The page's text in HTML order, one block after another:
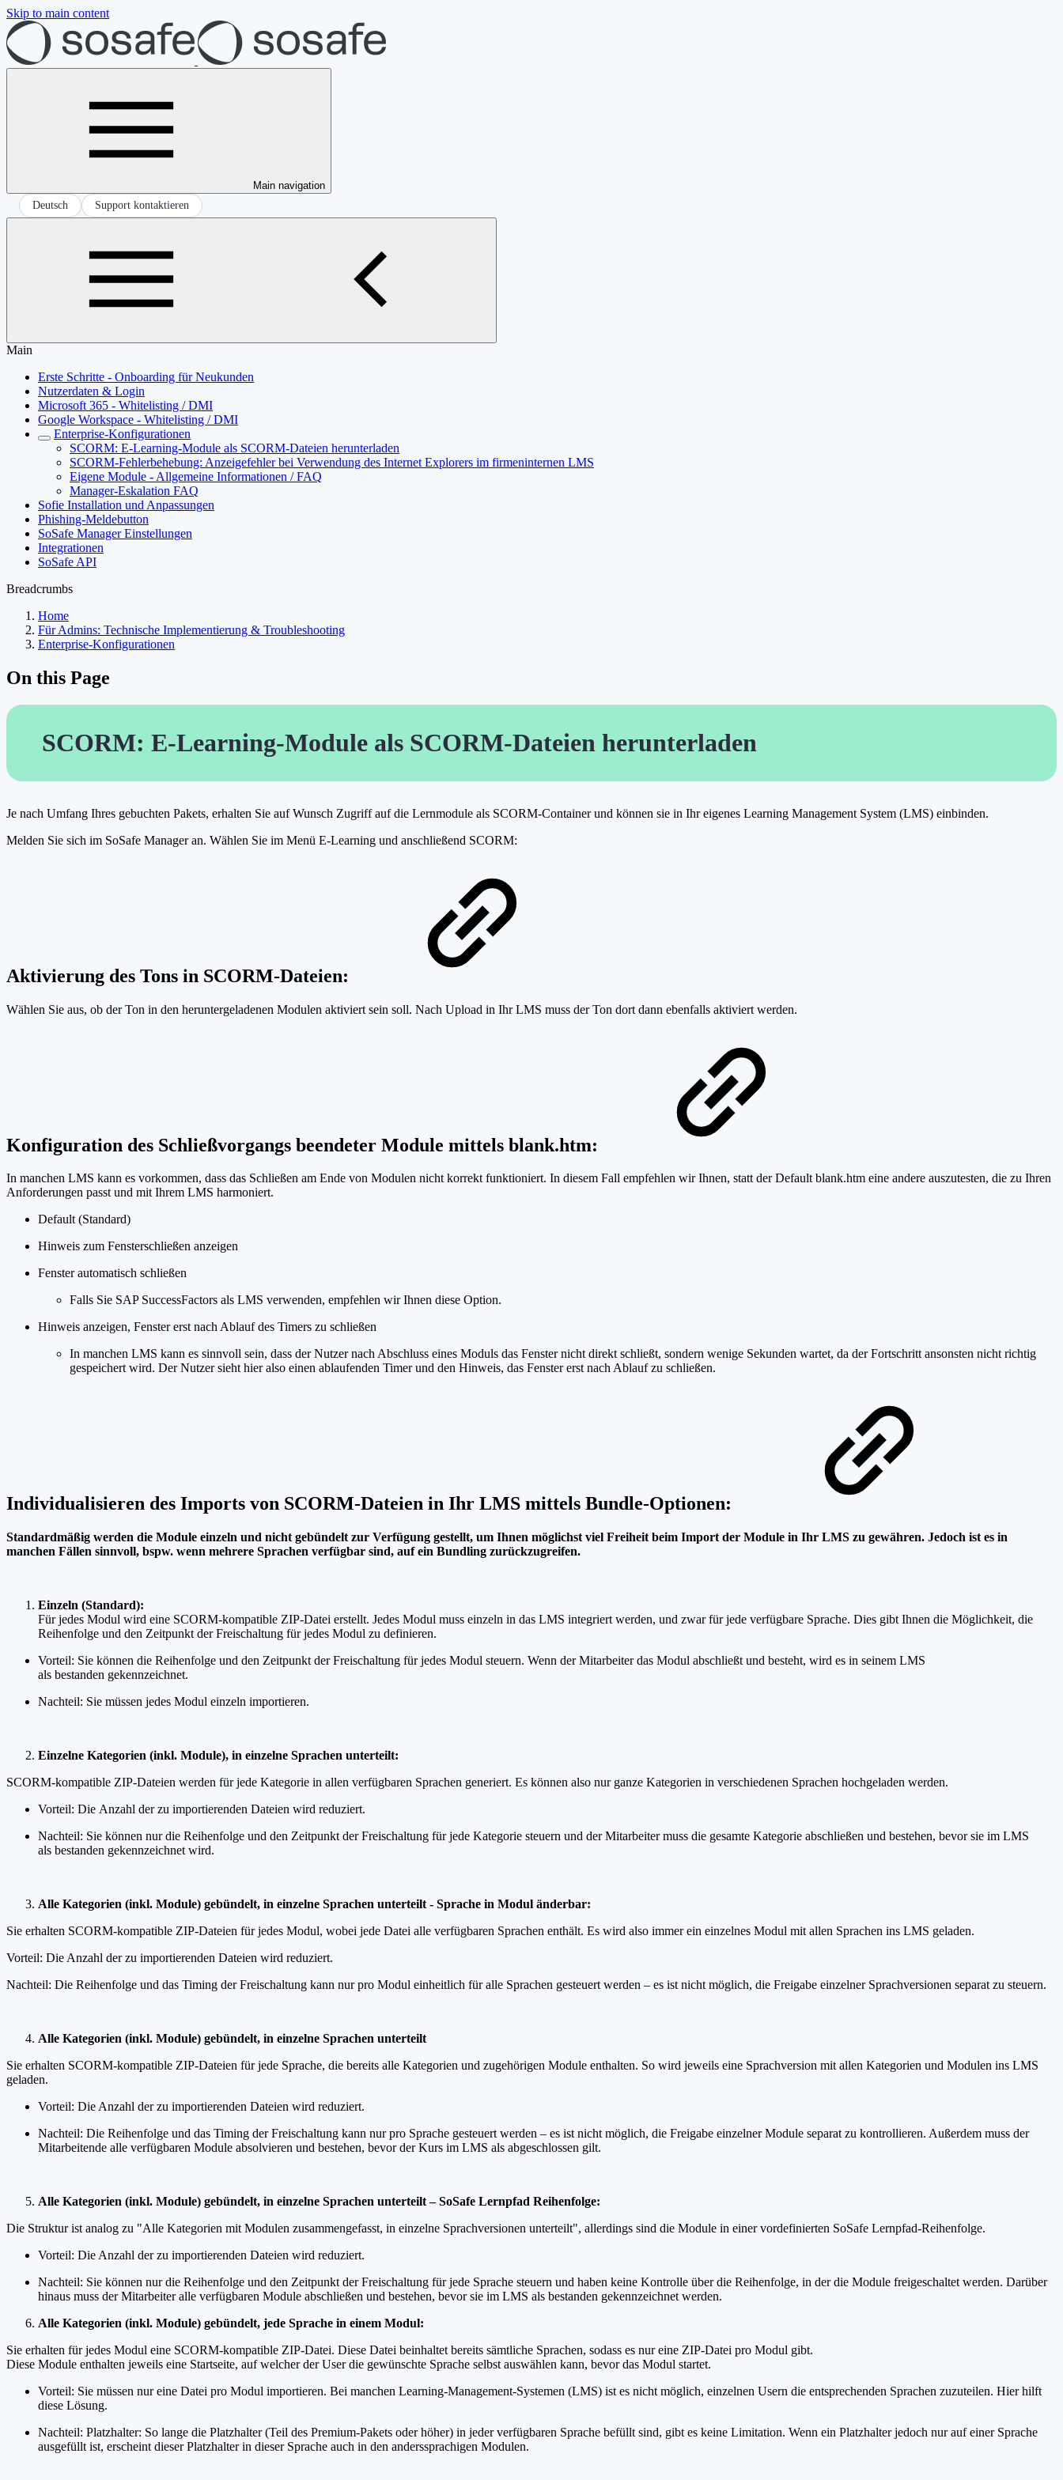
Skip to main content
Main navigation
Deutsch
Support kontaktieren
Main
Erste Schritte - Onboarding für Neukunden
Nutzerdaten & Login
Microsoft 365 - Whitelisting / DMI
Google Workspace - Whitelisting / DMI
Enterprise-Konfigurationen
SCORM: E-Learning-Module als SCORM-Dateien herunterladen
SCORM-Fehlerbehebung: Anzeigefehler bei Verwendung des Internet Explorers im firmeninternen LMS
Eigene Module - Allgemeine Informationen / FAQ
Manager-Eskalation FAQ
Sofie Installation und Anpassungen
Phishing-Meldebutton
SoSafe Manager Einstellungen
Integrationen
SoSafe API
Breadcrumbs
Home
Für Admins: Technische Implementierung & Troubleshooting
Enterprise-Konfigurationen
On this Page
SCORM: E-Learning-Module als SCORM-Dateien herunterladen
Je nach Umfang Ihres gebuchten Pakets, erhalten Sie auf Wunsch Zugriff auf die Lernmodule als SCORM-Container und können sie in Ihr eigenes Learning Management System (LMS) einbinden.
Melden Sie sich im SoSafe Manager an. Wählen Sie im Menü E-Learning und anschließend SCORM:
Aktivierung des Tons in SCORM-Dateien:
Wählen Sie aus, ob der Ton in den heruntergeladenen Modulen aktiviert sein soll. Nach Upload in Ihr LMS muss der Ton dort dann ebenfalls aktiviert werden.
Konfiguration des Schließvorgangs beendeter Module mittels blank.htm:
In manchen LMS kann es vorkommen, dass das Schließen am Ende von Modulen nicht korrekt funktioniert. In diesem Fall empfehlen wir Ihnen, statt der Default blank.htm eine andere auszutesten, die zu Ihren
Anforderungen passt und mit Ihrem LMS harmoniert.
Default (Standard)
Hinweis zum Fensterschließen anzeigen
Fenster automatisch schließen
Falls Sie SAP SuccessFactors als LMS verwenden, empfehlen wir Ihnen diese Option.
Hinweis anzeigen, Fenster erst nach Ablauf des Timers zu schließen
In manchen LMS kann es sinnvoll sein, dass der Nutzer nach Abschluss eines Moduls das Fenster nicht direkt schließt, sondern wenige Sekunden wartet, da der Fortschritt ansonsten nicht richtig
gespeichert wird. Der Nutzer sieht hier also einen ablaufenden Timer und den Hinweis, das Fenster erst nach Ablauf zu schließen.
Individualisieren des Imports von SCORM-Dateien in Ihr LMS mittels Bundle-Optionen:
Standardmäßig werden die Module einzeln und nicht gebündelt zur Verfügung gestellt, um Ihnen möglichst viel Freiheit beim Import der Module in Ihr LMS zu gewähren. Jedoch ist es in
manchen Fällen sinnvoll, bspw. wenn mehrere Sprachen verfügbar sind, auf ein Bundling zurückzugreifen.
Einzeln (Standard):
Für jedes Modul wird eine SCORM-kompatible ZIP-Datei erstellt. Jedes Modul muss einzeln in das LMS integriert werden, und zwar für jede verfügbare Sprache. Dies gibt Ihnen die Möglichkeit, die
Reihenfolge und den Zeitpunkt der Freischaltung für jedes Modul zu definieren.
Vorteil: Sie können die Reihenfolge und den Zeitpunkt der Freischaltung für jedes Modul steuern. Wenn der Mitarbeiter das Modul abschließt und besteht, wird es in seinem LMS
als bestanden gekennzeichnet.
Nachteil: Sie müssen jedes Modul einzeln importieren.
Einzelne Kategorien (inkl. Module), in einzelne Sprachen unterteilt:
SCORM-kompatible ZIP-Dateien werden für jede Kategorie in allen verfügbaren Sprachen generiert. Es können also nur ganze Kategorien in verschiedenen Sprachen hochgeladen werden.
Vorteil: Die Anzahl der zu importierenden Dateien wird reduziert.
Nachteil: Sie können nur die Reihenfolge und den Zeitpunkt der Freischaltung für jede Kategorie steuern und der Mitarbeiter muss die gesamte Kategorie abschließen und bestehen, bevor sie im LMS
als bestanden gekennzeichnet wird.
Alle Kategorien (inkl. Module) gebündelt, in einzelne Sprachen unterteilt - Sprache in Modul änderbar:
Sie erhalten SCORM-kompatible ZIP-Dateien für jedes Modul, wobei jede Datei alle verfügbaren Sprachen enthält. Es wird also immer ein einzelnes Modul mit allen Sprachen ins LMS geladen.
Vorteil: Die Anzahl der zu importierenden Dateien wird reduziert.
Nachteil: Die Reihenfolge und das Timing der Freischaltung kann nur pro Modul einheitlich für alle Sprachen gesteuert werden – es ist nicht möglich, die Freigabe einzelner Sprachversionen separat zu steuern.
Alle Kategorien (inkl. Module) gebündelt, in einzelne Sprachen unterteilt
Sie erhalten SCORM-kompatible ZIP-Dateien für jede Sprache, die bereits alle Kategorien und zugehörigen Module enthalten. So wird jeweils eine Sprachversion mit allen Kategorien und Modulen ins LMS
geladen.
Vorteil: Die Anzahl der zu importierenden Dateien wird reduziert.
Nachteil: Die Reihenfolge und das Timing der Freischaltung kann nur pro Sprache gesteuert werden – es ist nicht möglich, die Freigabe einzelner Module separat zu kontrollieren. Außerdem muss der
Mitarbeitende alle verfügbaren Module absolvieren und bestehen, bevor der Kurs im LMS als abgeschlossen gilt.
Alle Kategorien (inkl. Module) gebündelt, in einzelne Sprachen unterteilt – SoSafe Lernpfad Reihenfolge:
Die Struktur ist analog zu "Alle Kategorien mit Modulen zusammengefasst, in einzelne Sprachversionen unterteilt", allerdings sind die Module in einer vordefinierten SoSafe Lernpfad-Reihenfolge.
Vorteil: Die Anzahl der zu importierenden Dateien wird reduziert.
Nachteil: Sie können nur die Reihenfolge und den Zeitpunkt der Freischaltung für jede Sprache steuern und haben keine Kontrolle über die Reihenfolge, in der die Module freigeschaltet werden. Darüber
hinaus muss der Mitarbeiter alle verfügbaren Module abschließen und bestehen, bevor sie im LMS als bestanden gekennzeichnet werden.
Alle Kategorien (inkl. Module) gebündelt, jede Sprache in einem Modul:
Sie erhalten für jedes Modul eine SCORM-kompatible ZIP-Datei. Diese Datei beinhaltet bereits sämtliche Sprachen, sodass es nur eine ZIP-Datei pro Modul gibt.
Diese Module enthalten jeweils eine Startseite, auf welcher der User die gewünschte Sprache selbst auswählen kann, bevor das Modul startet.
Vorteil: Sie müssen nur eine Datei pro Modul importieren. Bei manchen Learning-Management-Systemen (LMS) ist es nicht möglich, einzelnen Usern die entsprechenden Sprachen zuzuteilen. Hier hilft
diese Lösung.
Nachteil: Platzhalter: So lange die Platzhalter (Teil des Premium-Pakets oder höher) in jeder verfügbaren Sprache befüllt sind, gibt es keine Limitation. Wenn ein Platzhalter jedoch nur auf einer Sprache
ausgefüllt ist, erscheint dieser Platzhalter in dieser Sprache auch in den anderssprachigen Modulen.